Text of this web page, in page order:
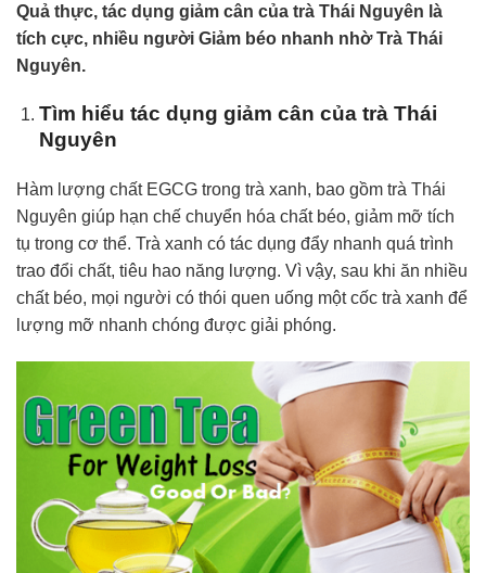
Quả thực, tác dụng giảm cân của trà Thái Nguyên là
tích cực, nhiều người Giảm béo nhanh nhờ Trà Thái
Nguyên.
Tìm hiểu tác dụng giảm cân của trà Thái
Nguyên
Hàm lượng chất EGCG trong trà xanh, bao gồm trà Thái
Nguyên giúp hạn chế chuyển hóa chất béo, giảm mỡ tích
tụ trong cơ thể. Trà xanh có tác dụng đẩy nhanh quá trình
trao đổi chất, tiêu hao năng lượng. Vì vậy, sau khi ăn nhiều
chất béo, mọi người có thói quen uống một cốc trà xanh để
lượng mỡ nhanh chóng được giải phóng.